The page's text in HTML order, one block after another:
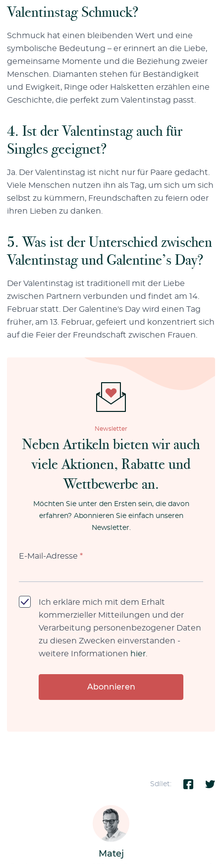
Valentinstag Schmuck?
Schmuck hat einen bleibenden Wert und eine
symbolische Bedeutung – er erinnert an die Liebe,
gemeinsame Momente und die Beziehung zweier
Menschen. Diamanten stehen für Beständigkeit
und Ewigkeit, Ringe oder Halsketten erzählen eine
Geschichte, die perfekt zum Valentinstag passt.
4. Ist der Valentinstag auch für
Singles geeignet?
Ja. Der Valentinstag ist nicht nur für Paare gedacht.
Viele Menschen nutzen ihn als Tag, um sich um sich
selbst zu kümmern, Freundschaften zu feiern oder
ihren Lieben zu danken.
5. Was ist der Unterschied zwischen
Valentinstag und Galentine’s Day?
Der Valentinstag ist traditionell mit der Liebe
zwischen Partnern verbunden und findet am 14.
Februar statt. Der Galentine's Day wird einen Tag
früher, am 13. Februar, gefeiert und konzentriert sich
auf die Feier der Freundschaft zwischen Frauen.
Newsletter
Neben Artikeln bieten wir auch
viele Aktionen, Rabatte und
Wettbewerbe an.
Möchten Sie unter den Ersten sein, die davon
erfahren? Abonnieren Sie einfach unseren
Newsletter.
E-Mail-Adresse *
Ich erkläre mich mit dem Erhalt
kommerzieller Mitteilungen und der
Verarbeitung personenbezogener Daten
zu diesen Zwecken einverstanden -
weitere Informationen hier
Abonnieren
Sdílet:
Matej